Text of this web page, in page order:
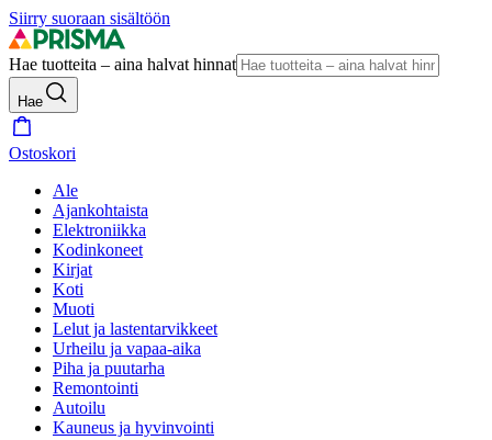
Siirry suoraan sisältöön
Hae tuotteita – aina halvat hinnat
Hae
Ostoskori
Ale
Ajankohtaista
Elektroniikka
Kodinkoneet
Kirjat
Koti
Muoti
Lelut ja lastentarvikkeet
Urheilu ja vapaa-aika
Piha ja puutarha
Remontointi
Autoilu
Kauneus ja hyvinvointi